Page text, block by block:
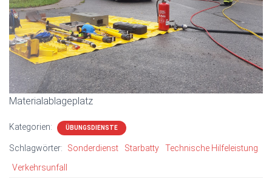
Materialablageplatz
Kategorien: ÜBUNGSDIENSTE
Schlagwörter: Sonderdienst Starbatty
Technische Hilfeleistung
Verkehrsunfall